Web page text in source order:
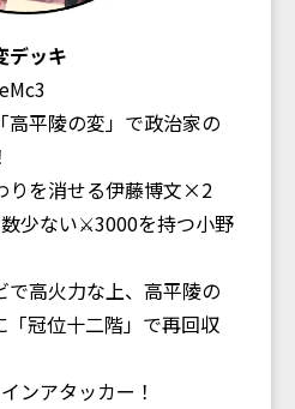
デッキ
平陵の変」で政治家の
りを消せる伊藤博文×2
少ない⚔️3000を持つ小野
で高火力な上、高平陵の
冠位十二階」で再回収
ンアタッカー！